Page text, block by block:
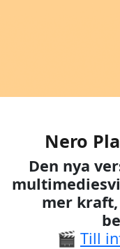
Nero
Den nya
mer
🎬 Till